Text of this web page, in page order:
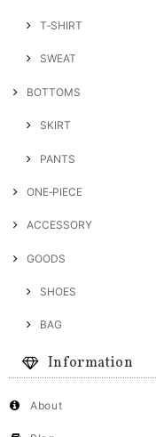
T‐SHIRT
SWEAT
BOTTOMS
SKIRT
PANTS
ONE‐PIECE
ACCESSORY
GOODS
SHOES
BAG
Information
About